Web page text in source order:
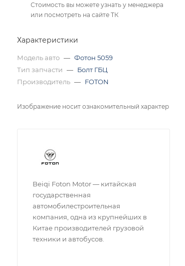
Стоимость вы можете узнать у менеджера
или посмотреть на сайте ТК
Характеристики
Модель авто — Фотон 5059
Тип запчасти — Болт ГБЦ
Производитель — FOTON
Изображение носит ознакомительный характер
Beiqi Foton Motor — китайская
государственная
автомобилестроительная
компания, одна из крупнейших в
Китае производителей грузовой
техники и автобусов.